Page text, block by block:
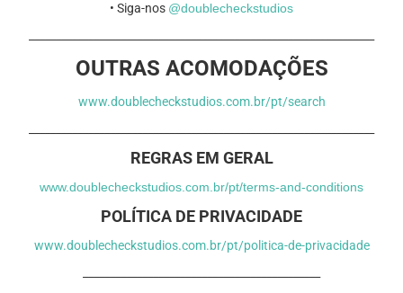
• Siga-nos @doublecheckstudios
OUTRAS ACOMODAÇÕES
www.doublecheckstudios.com.br/pt/search
REGRAS EM GERAL
www.doublecheckstudios.com.br/pt/terms-and-conditions
POLÍTICA DE PRIVACIDADE
www.doublecheckstudios.com.br/pt/politica-de-privacidade